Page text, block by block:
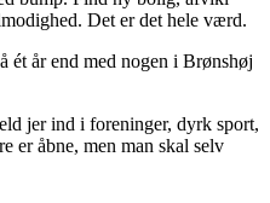
Det er det hele værd.
ét år end med nogen i Brønshøj
jer ind i foreninger, dyrk sport,
er åbne, men man skal selv